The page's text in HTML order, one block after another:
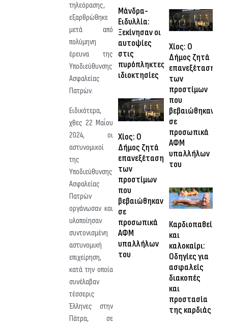
τηλεόρασης,
εξαρθρώθηκε
μετά από
πολύμηνη
έρευνα της
Υποδιεύθυνσης
Ασφαλείας
Πατρών.
Ειδικότερα,
χθες 22 Μαΐου
2024, οι
αστυνομικοί
της
Υποδιεύθυνσης
Ασφαλείας
Πατρών
οργάνωσαν και
υλοποίησαν
συντονισμένη
αστυνομική
επιχείρηση,
κατά την οποία
συνέλαβαν
τέσσερις
Έλληνες στην
Πάτρα, σε
Μάνδρα-
Ειδυλλία:
Ξεκίνησαν οι
αυτοψίες
στις
πυρόπληκτες
ιδιοκτησίες
Χίος: Ο
Δήμος ζητά
επανεξέταση
των
προστίμων
που
βεβαιώθηκαν
σε
προσωπικά
ΑΦΜ
υπαλλήλων
του
Χίος: Ο
Δήμος ζητά
επανεξέταση
των
προστίμων
που
βεβαιώθηκαν
σε
προσωπικά
ΑΦΜ
υπαλλήλων
του
Καρδιοπαθείς
και
καλοκαίρι:
Οδηγίες για
ασφαλείς
διακοπές
και
προστασία
της καρδιάς